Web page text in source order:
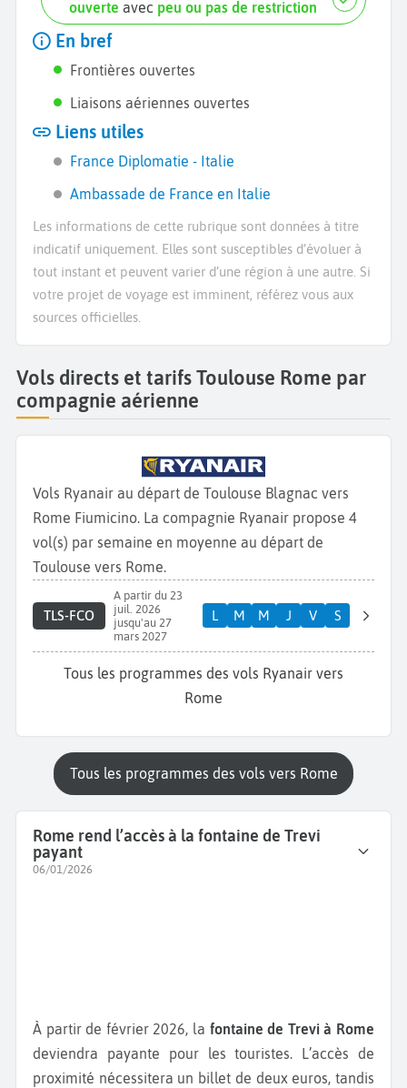
ouverte avec peu ou pas de restriction
En bref
Frontières ouvertes
Liaisons aériennes ouvertes
Liens utiles
France Diplomatie - Italie
Ambassade de France en Italie
Les informations de cette rubrique sont données à titre
indicatif uniquement. Elles sont susceptibles d’évoluer à
tout instant et peuvent varier d’une région à une autre. Si
votre projet de voyage est imminent, référez vous aux
sources officielles.
Vols directs et tarifs Toulouse Rome par
compagnie aérienne
Vols Ryanair au départ de Toulouse Blagnac vers
Rome Fiumicino. La compagnie Ryanair propose 4
vol(s) par semaine en moyenne au départ de
Toulouse vers Rome.
TLS-FCO
A partir du 23
juil. 2026
jusqu'au 27
mars 2027
L M M J V S
Tous les programmes des vols Ryanair vers
Rome
Tous les programmes des vols vers Rome
Rome rend l’accès à la fontaine de Trevi
payant
06/01/2026
À partir de février 2026, la fontaine de Trevi à Rome
deviendra payante pour les touristes. L’accès de
proximité nécessitera un billet de deux euros, tandis